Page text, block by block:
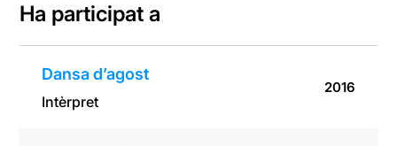
Ha participat a
Dansa d’agost
Intèrpret
2016